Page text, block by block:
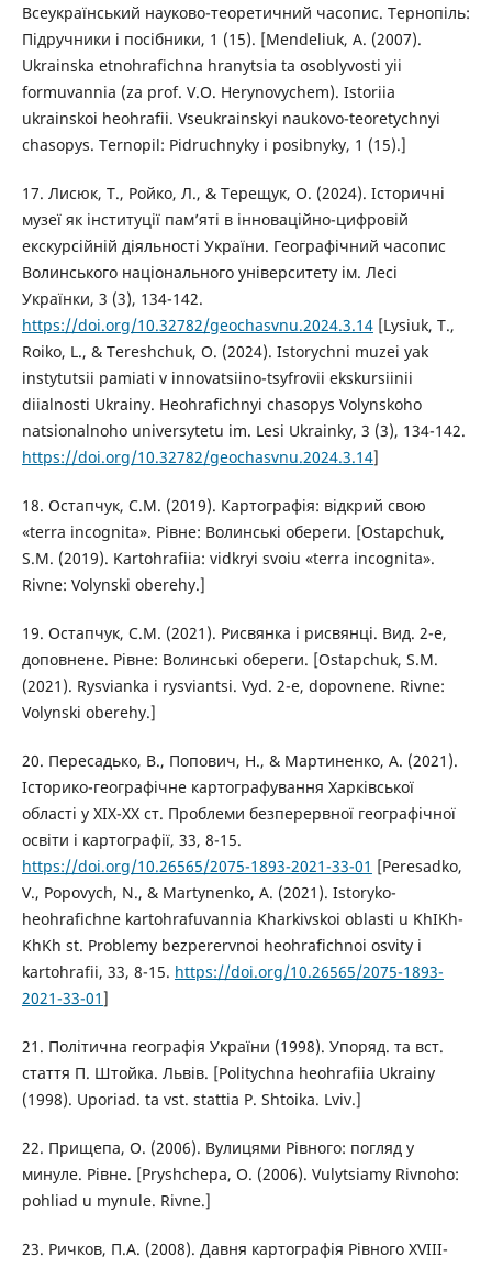
Всеукраїнський науково-теоретичний часопис. Тернопіль:
Підручники і посібники, 1 (15). [Mendeliuk, A. (2007).
Ukrainska etnohrafichna hranytsia ta osoblyvosti yii
formuvannia (za prof. V.O. Herynovychem). Istoriia
ukrainskoi heohrafii. Vseukrainskyi naukovo-teoretychnyi
chasopys. Ternopil: Pidruchnyky i posibnyky, 1 (15).]
17. Лисюк, Т., Ройко, Л., & Терещук, О. (2024). Історичні
музеї як інституції пам’яті в інноваційно-цифровій
екскурсійній діяльності України. Географічний часопис
Волинського національного університету ім. Лесі
Українки, 3 (3), 134-142.
https://doi.org/10.32782/geochasvnu.2024.3.14[Lysiuk, T.,
Roiko, L., & Tereshchuk, O. (2024). Istorychni muzei yak
instytutsii pamiati v innovatsiino-tsyfrovii ekskursiinii
diialnosti Ukrainy. Heohrafichnyi chasopys Volynskoho
natsionalnoho universytetu im. Lesi Ukrainky, 3 (3), 134-142.
https://doi.org/10.32782/geochasvnu.2024.3.14]
18. Остапчук, С.М. (2019). Картографія: відкрий свою
«terra incognita». Рівне: Волинські обереги. [Ostapchuk,
S.M. (2019). Kartohrafiia: vidkryi svoiu «terra incognita».
Rivne: Volynski oberehy.]
19. Остапчук, С.М. (2021). Рисвянка і рисвянці. Вид. 2-е,
доповнене. Рівне: Волинські обереги. [Ostapchuk, S.M.
(2021). Rysvianka i rysviantsi. Vyd. 2-e, dopovnene. Rivne:
Volynski oberehy.]
20. Пересадько, В., Попович, Н., & Мартиненко, А. (2021).
Історико-географічне картографування Харківської
області у ХІХ-ХХ ст. Проблеми безперервної географічної
освіти і картографії, 33, 8-15.
https://doi.org/10.26565/2075-1893-2021-33-01 [Peresadko,
V., Popovych, N., & Martynenko, A. (2021). Istoryko-
heohrafichne kartohrafuvannia Kharkivskoi oblasti u KhIKh-
KhKh st. Problemy bezperervnoi heohrafichnoi osvity i
kartohrafii, 33, 8-15. https://doi.org/10.26565/2075-1893-
2021-33-01]
21. Політична географія України (1998). Упоряд. та вст.
стаття П. Штойка. Львів. [Politychna heohrafiia Ukrainy
(1998). Uporiad. ta vst. stattia P. Shtoika. Lviv.]
22. Прищепа, О. (2006). Вулицями Рівного: погляд у
минуле. Рівне. [Pryshchepa, O. (2006). Vulytsiamy Rivnoho:
pohliad u mynule. Rivne.]
23. Ричков, П.А. (2008). Давня картографія Рівного XVIII-